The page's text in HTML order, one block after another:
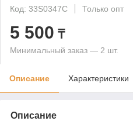
Код: 33S0347C
Только опт
5 500 ₸
Минимальный заказ — 2 шт.
Описание Характеристики
Описание